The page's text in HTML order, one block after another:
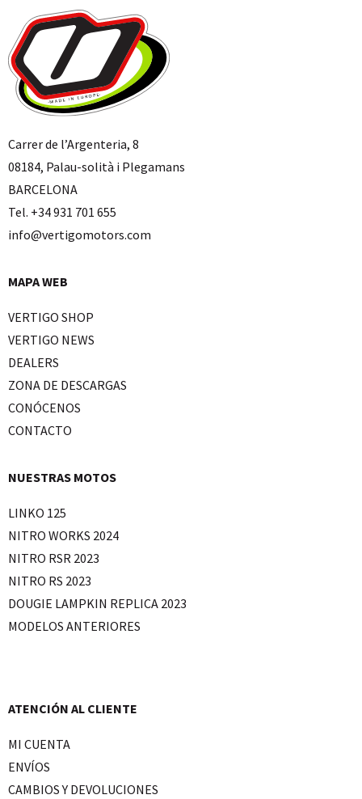
Carrer de l’Argenteria, 8
08184, Palau-solità i Plegamans
BARCELONA
Tel. +34 931 701 655
info@vertigomotors.com
MAPA WEB
VERTIGO SHOP
VERTIGO NEWS
DEALERS
ZONA DE DESCARGAS
CONÓCENOS
CONTACTO
NUESTRAS MOTOS
LINKO 125
NITRO WORKS 2024
NITRO RSR 2023
NITRO RS 2023
DOUGIE LAMPKIN REPLICA 2023
MODELOS ANTERIORES
ATENCIÓN AL CLIENTE
MI CUENTA
ENVÍOS
CAMBIOS Y DEVOLUCIONES